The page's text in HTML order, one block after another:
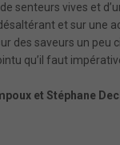
senteurs vives et
et sur une
des saveurs un peu
qu’il faut
et Stéphane